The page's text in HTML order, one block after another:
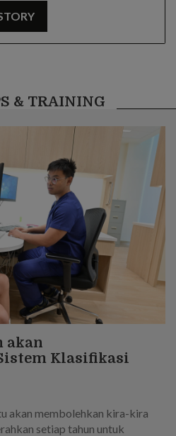
& TRAINING
akan
Klasifikasi
akan membolehkan kira-kira
setiap tahun untuk